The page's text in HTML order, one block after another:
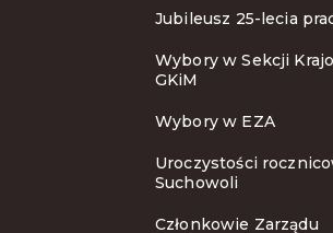
Jubileusz 25-lecia
Wybory w Sekcji
GKiM
Wybory w EZA
Uroczystości
Suchowoli
Członkowie Zarządu